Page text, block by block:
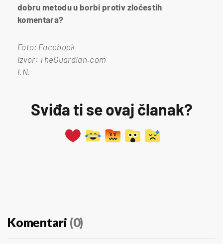
dobru metodu u borbi protiv zločestih
komentara?
Foto: Facebook
Izvor: TheGuardian.com
I.N.
Sviđa ti se ovaj članak?
Komentari (0)